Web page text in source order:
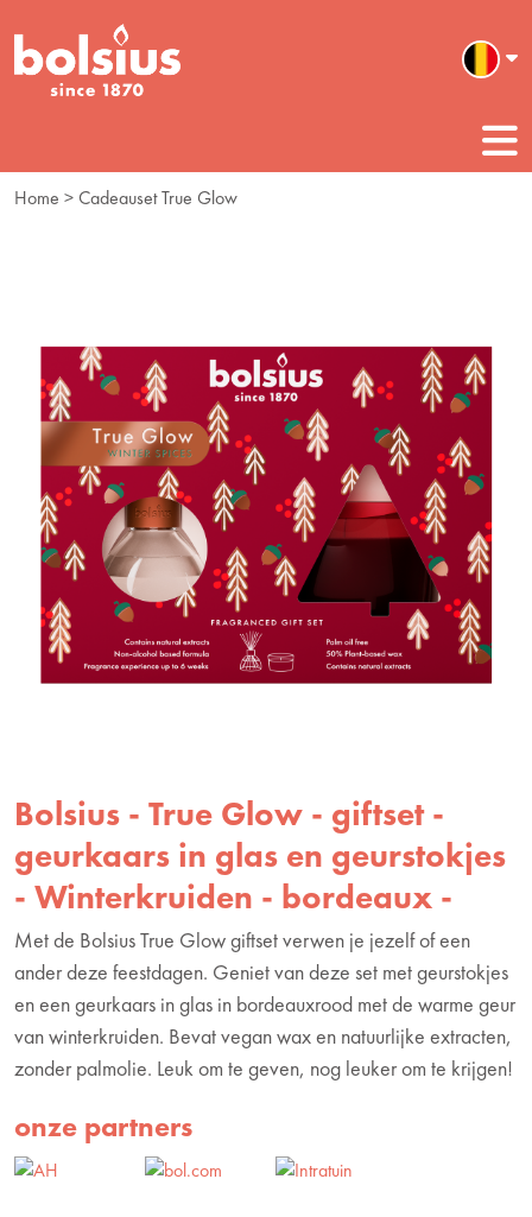
Home > Cadeauset True Glow
Bolsius - True Glow - giftset -
geurkaars in glas en geurstokjes
- Winterkruiden - bordeaux -
Met de Bolsius True Glow giftset verwen je jezelf of een
ander deze feestdagen. Geniet van deze set met geurstokjes
en een geurkaars in glas in bordeauxrood met de warme geur
van winterkruiden. Bevat vegan wax en natuurlijke extracten,
zonder palmolie. Leuk om te geven, nog leuker om te krijgen!
onze partners